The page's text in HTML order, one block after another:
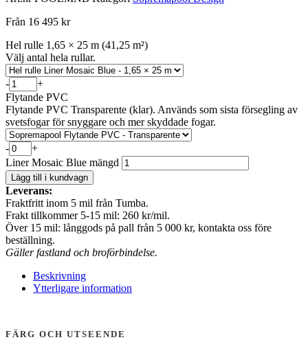
Från 16 495 kr
Hel rulle 1,65 × 25 m (41,25 m²)
Välj antal hela rullar.
-
+
Flytande PVC
Flytande PVC Transparente (klar). Används som sista försegling av
svetsfogar för snyggare och mer skyddade fogar.
-
+
Liner Mosaic Blue mängd
Lägg till i kundvagn
Leverans:
Fraktfritt inom 5 mil från Tumba.
Frakt tillkommer 5-15 mil: 260 kr/mil.
Över 15 mil: långgods på pall från 5 000 kr, kontakta oss före
beställning.
Gäller fastland och broförbindelse.
Beskrivning
Ytterligare information
FÄRG OCH UTSEENDE